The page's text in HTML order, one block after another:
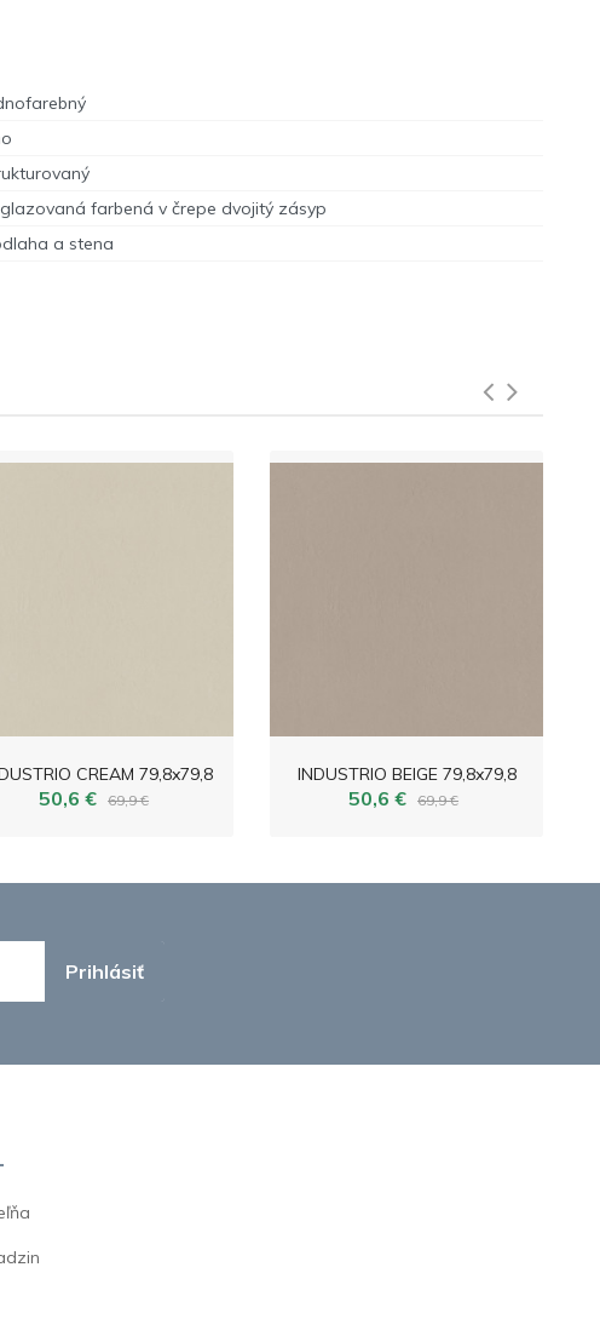
farbená v črepe dvojitý zásyp
a stena
CREAM 79,8x79,8
50,6 € 69,9 €
INDUSTRIO BEIGE 79,8x79,8
50,6 € 69,9 €
Prihlásiť